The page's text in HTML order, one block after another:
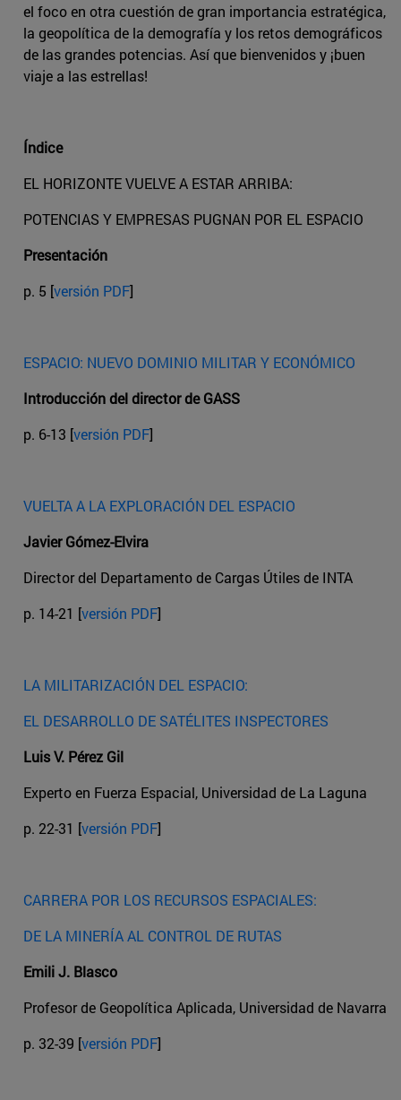
el foco en otra cuestión de gran importancia estratégica,
la geopolítica de la demografía y los retos demográficos
de las grandes potencias. Así que bienvenidos y ¡buen
viaje a las estrellas!
Índice
EL HORIZONTE VUELVE A ESTAR ARRIBA:
POTENCIAS Y EMPRESAS PUGNAN POR EL ESPACIO
Presentación
p. 5 [versión PDF]
ESPACIO: NUEVO DOMINIO MILITAR Y ECONÓMICO
Introducción del director de GASS
p. 6-13 [versión PDF]
VUELTA A LA EXPLORACIÓN DEL ESPACIO
Javier Gómez-Elvira
Director del Departamento de Cargas Útiles de INTA
p. 14-21 [versión PDF]
LA MILITARIZACIÓN DEL ESPACIO:
EL DESARROLLO DE SATÉLITES INSPECTORES
Luis V. Pérez Gil
Experto en Fuerza Espacial, Universidad de La Laguna
p. 22-31 [versión PDF]
CARRERA POR LOS RECURSOS ESPACIALES:
DE LA MINERÍA AL CONTROL DE RUTAS
Emili J. Blasco
Profesor de Geopolítica Aplicada, Universidad de Navarra
p. 32-39 [versión PDF]